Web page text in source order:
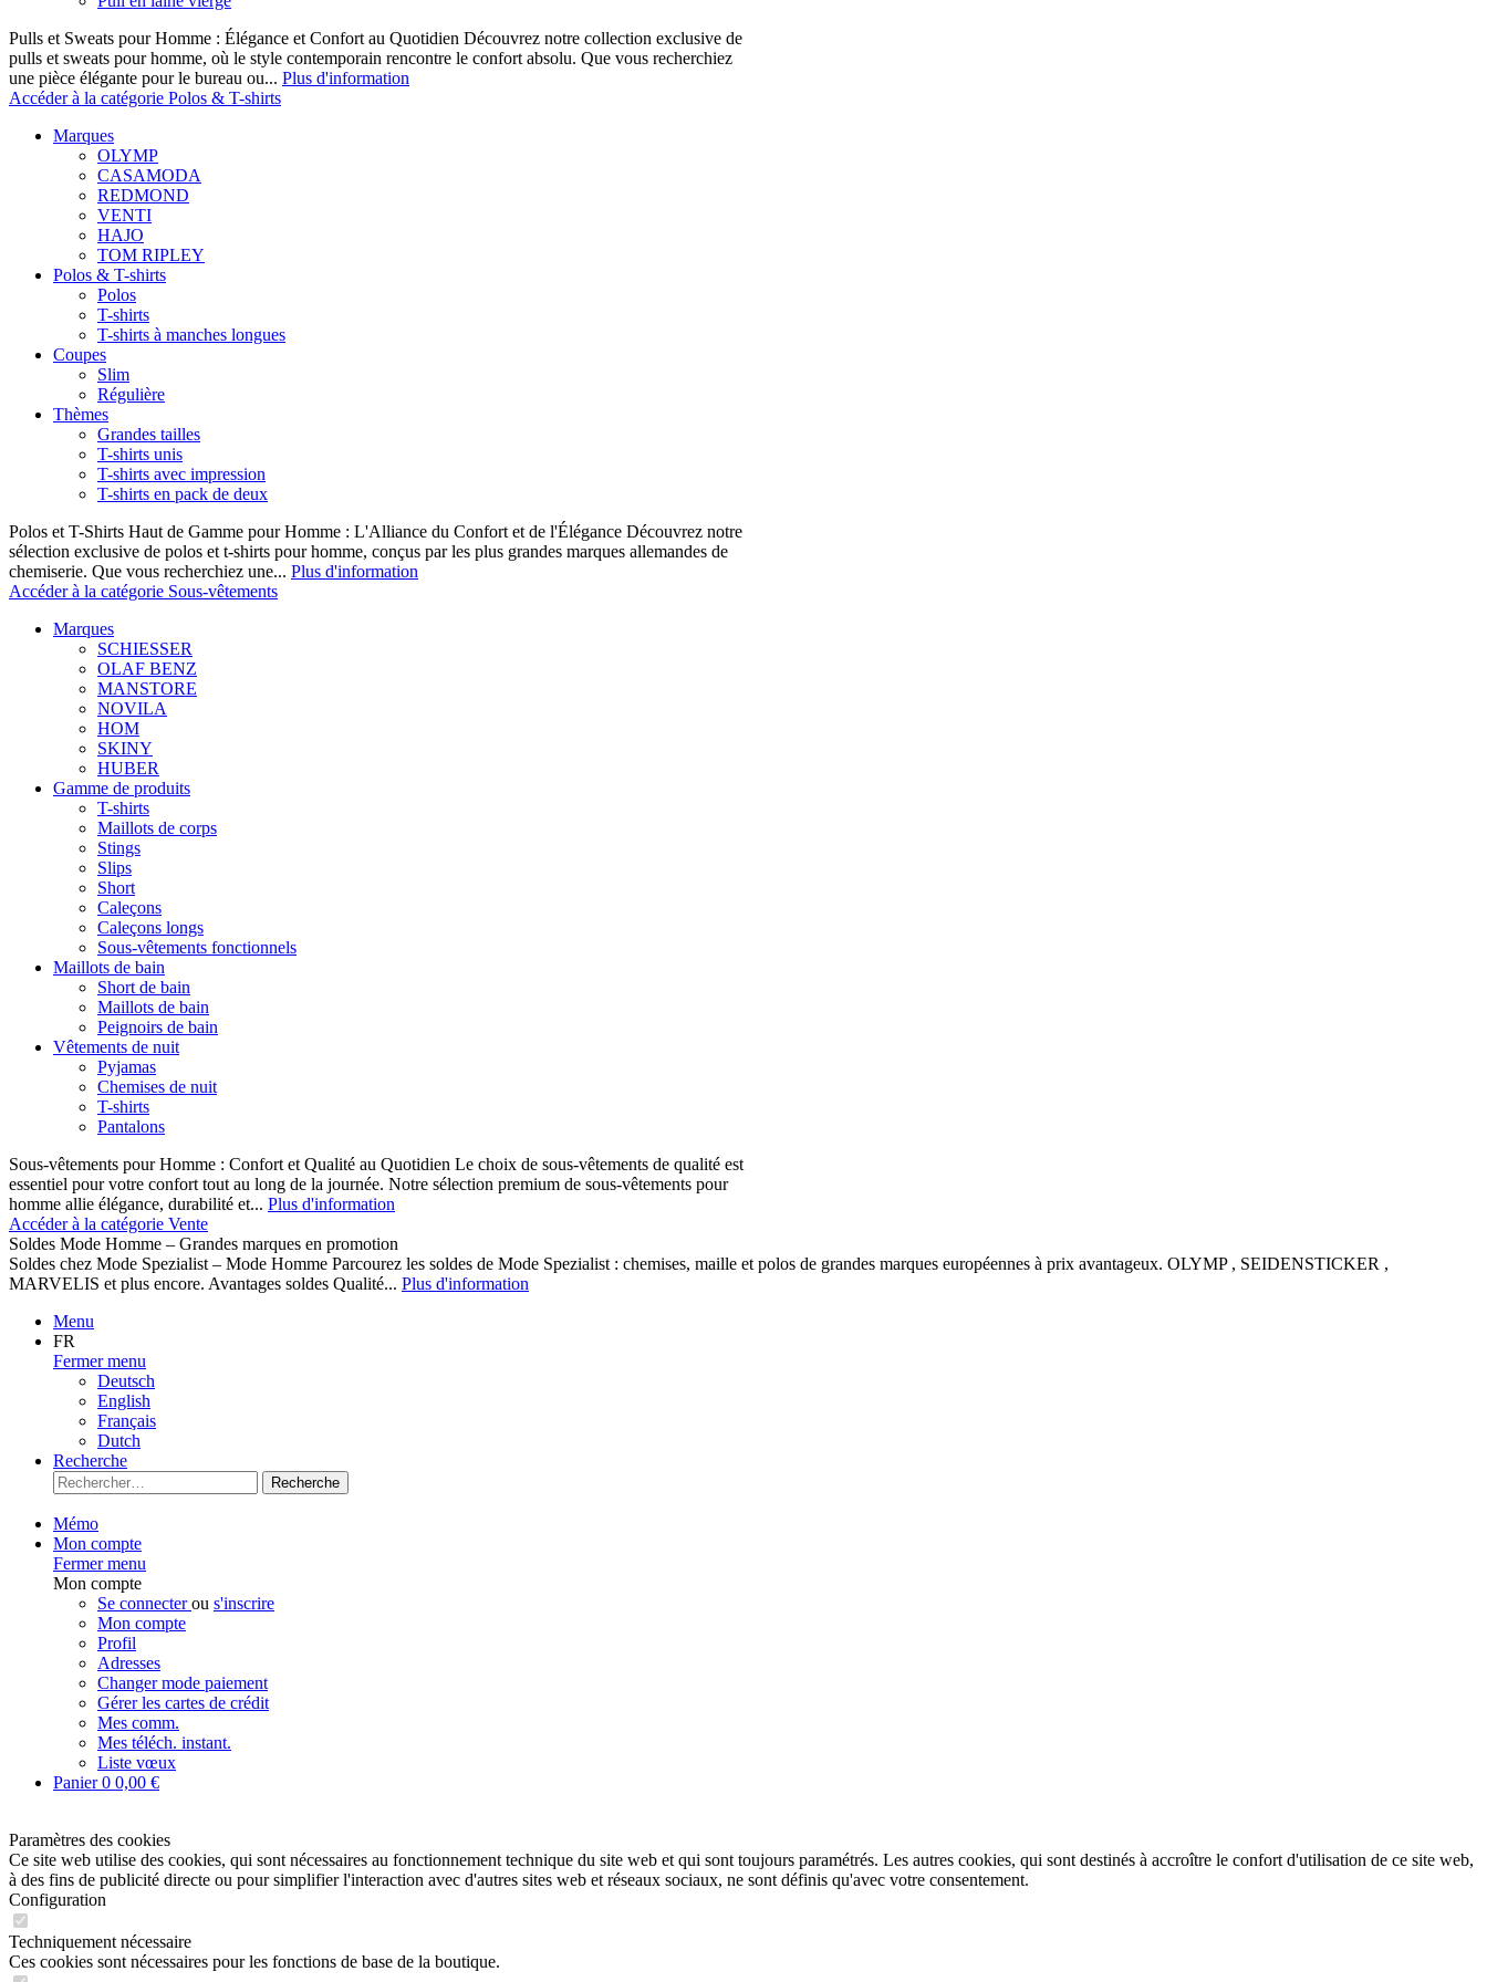
Pulls et Sweats pour Homme : Élégance et Confort au Quotidien Découvrez notre collection exclusive de
pulls et sweats pour homme, où le style contemporain rencontre le confort absolu. Que vous recherchiez
une pièce élégante pour le bureau ou... Plus d'information
Accéder à la catégorie Polos & T-shirts
Marques
OLYMP
CASAMODA
REDMOND
VENTI
HAJO
TOM RIPLEY
Polos & T-shirts
Polos
T-shirts
T-shirts à manches longues
Coupes
Slim
Régulière
Thèmes
Grandes tailles
T-shirts unis
T-shirts avec impression
T-shirts en pack de deux
Polos et T-Shirts Haut de Gamme pour Homme : L'Alliance du Confort et de l'Élégance Découvrez notre
sélection exclusive de polos et t-shirts pour homme, conçus par les plus grandes marques allemandes de
chemiserie. Que vous recherchiez une... Plus d'information
Accéder à la catégorie Sous-vêtements
Marques
SCHIESSER
OLAF BENZ
MANSTORE
NOVILA
HOM
SKINY
HUBER
Gamme de produits
T-shirts
Maillots de corps
Stings
Slips
Short
Caleçons
Caleçons longs
Sous-vêtements fonctionnels
Maillots de bain
Short de bain
Maillots de bain
Peignoirs de bain
Vêtements de nuit
Pyjamas
Chemises de nuit
T-shirts
Pantalons
Sous-vêtements pour Homme : Confort et Qualité au Quotidien Le choix de sous-vêtements de qualité est
essentiel pour votre confort tout au long de la journée. Notre sélection premium de sous-vêtements pour
homme allie élégance, durabilité et... Plus d'information
Accéder à la catégorie Vente
Soldes Mode Homme – Grandes marques en promotion
Soldes chez Mode Spezialist – Mode Homme Parcourez les soldes de Mode Spezialist : chemises, maille et polos de grandes marques européennes à prix avantageux. OLYMP , SEIDENSTICKER ,
MARVELIS et plus encore. Avantages soldes Qualité... Plus d'information
Menu
FR
Fermer menu
Deutsch
English
Français
Dutch
Recherche
Recherche
Mémo
Mon compte
Fermer menu
Mon compte
Se connecterou s'inscrire
Mon compte
Profil
Adresses
Changer mode paiement
Gérer les cartes de crédit
Mes comm.
Mes téléch. instant.
Liste vœux
Panier0 0,00 €
Paramètres des cookies
Ce site web utilise des cookies, qui sont nécessaires au fonctionnement technique du site web et qui sont toujours paramétrés. Les autres cookies, qui sont destinés à accroître le confort d'utilisation de ce site web,
à des fins de publicité directe ou pour simplifier l'interaction avec d'autres sites web et réseaux sociaux, ne sont définis qu'avec votre consentement.
Configuration
Techniquement nécessaire
Ces cookies sont nécessaires pour les fonctions de base de la boutique.